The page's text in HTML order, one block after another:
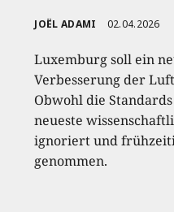
JOËL ADAMI 02.04.2026
Luxemburg soll ein
Verbesserung der
Obwohl die
neueste
ignoriert und
genommen.